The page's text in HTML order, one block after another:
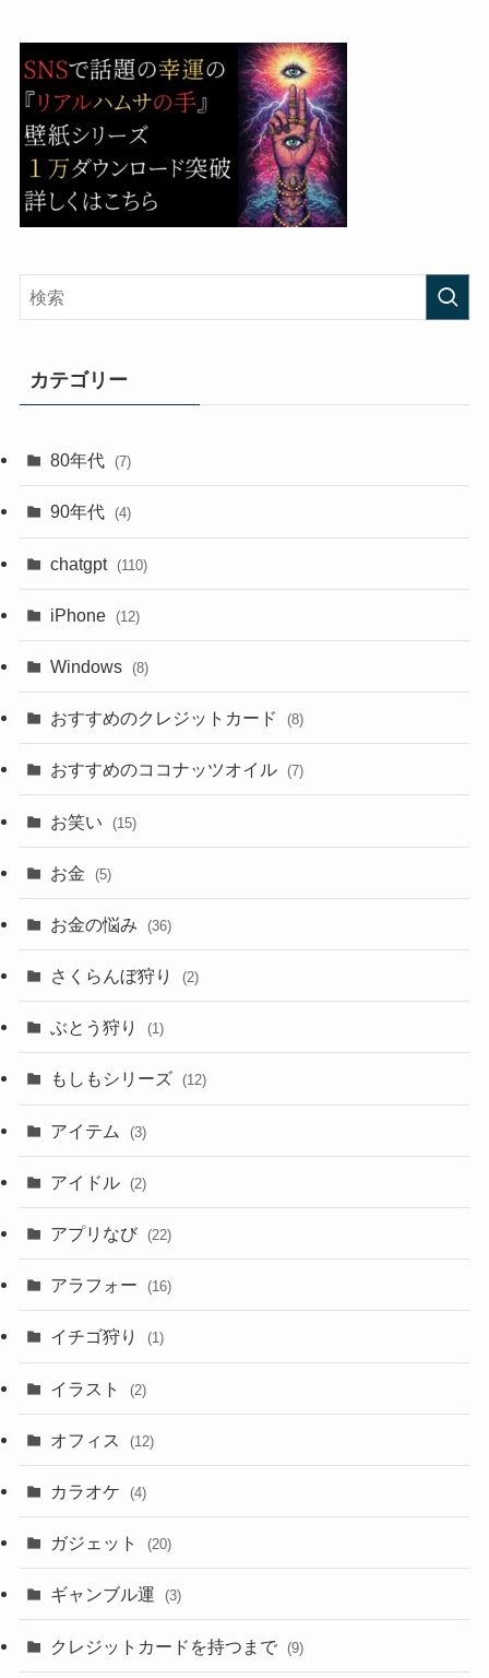
カテゴリー
80年代 (7)
90年代 (4)
chatgpt (110)
iPhone (12)
Windows (8)
おすすめのクレジットカード (8)
おすすめのココナッツオイル (7)
お笑い (15)
お金 (5)
お金の悩み (36)
さくらんぼ狩り (2)
ぶとう狩り (1)
もしもシリーズ (12)
アイテム (3)
アイドル (2)
アプリなび (22)
アラフォー (16)
イチゴ狩り (1)
イラスト (2)
オフィス (12)
カラオケ (4)
ガジェット (20)
ギャンブル運 (3)
クレジットカードを持つまで (9)